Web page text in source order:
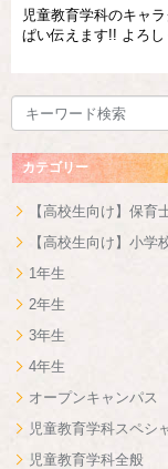
児童教育学科のキャ
ぱい伝えます!! よろし
カテゴリー
【高校生向け】保育
【高校生向け】小学
1年生
2年生
3年生
4年生
オープンキャンパス
児童教育学科スペシ
児童教育学科全般